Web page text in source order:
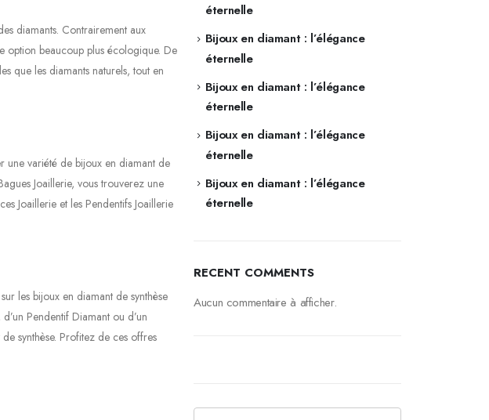
diamants. Contrairement aux
option beaucoup plus écologique. De
que les diamants naturels, tout en
une variété de bijoux en diamant de
Joaillerie, vous trouverez une
Joaillerie et les Pendentifs Joaillerie
les bijoux en diamant de synthèse
Pendentif Diamant ou d’un
synthèse. Profitez de ces offres
éternelle
Bijoux en diamant : l’élégance
éternelle
Bijoux en diamant : l’élégance
éternelle
Bijoux en diamant : l’élégance
éternelle
Bijoux en diamant : l’élégance
éternelle
RECENT COMMENTS
Aucun commentaire à afficher.